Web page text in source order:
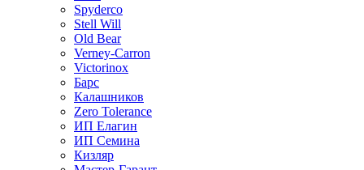
Spyderco
Stell Will
Old Bear
Verney-Carron
Victorinox
Барс
Калашников
Zero Tolerance
ИП Елагин
ИП Семина
Кизляр